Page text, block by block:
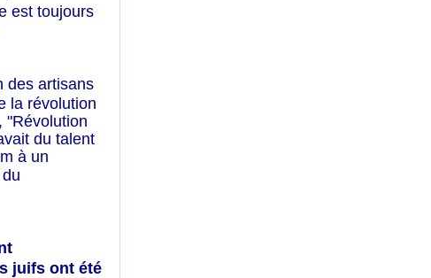
est toujours
des artisans
la révolution
"Révolution
du talent
à un
juifs ont été